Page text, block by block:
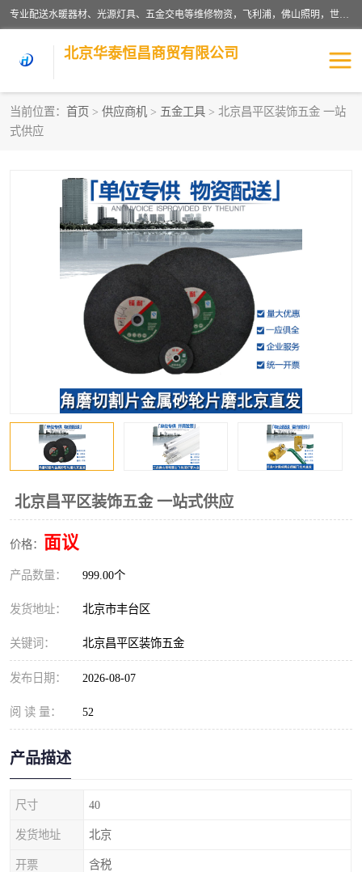
专业配送水暖器材、光源灯具、五金交电等维修物资，飞利浦，佛山照明，世达，博世，九牧，特陶等各产品涉及国内外知名品牌。公司专注与物业、学校、酒店、工厂等单位合作，提供一站式配送服务，降低客户综合成本。依托电子商务改变传统模式，以专业的团队为客户提供24H物资配送到达，货到月结、统一开票，便捷退换等服务，提高了企业的运营效率。
北京华泰恒昌商贸有限公司
当前位置： 首页 > 供应商机 > 五金工具 > 北京昌平区装饰五金 一站
式供应
北京昌平区装饰五金 一站式供应
价格： 面议
产品数量： 999.00个
发货地址： 北京市丰台区
关键词： 北京昌平区装饰五金
发布日期： 2026-08-07
阅 读 量： 52
产品描述
尺寸 40
发货地址 北京
开票 含税
水暖阀门
五金工具 涂料辅材